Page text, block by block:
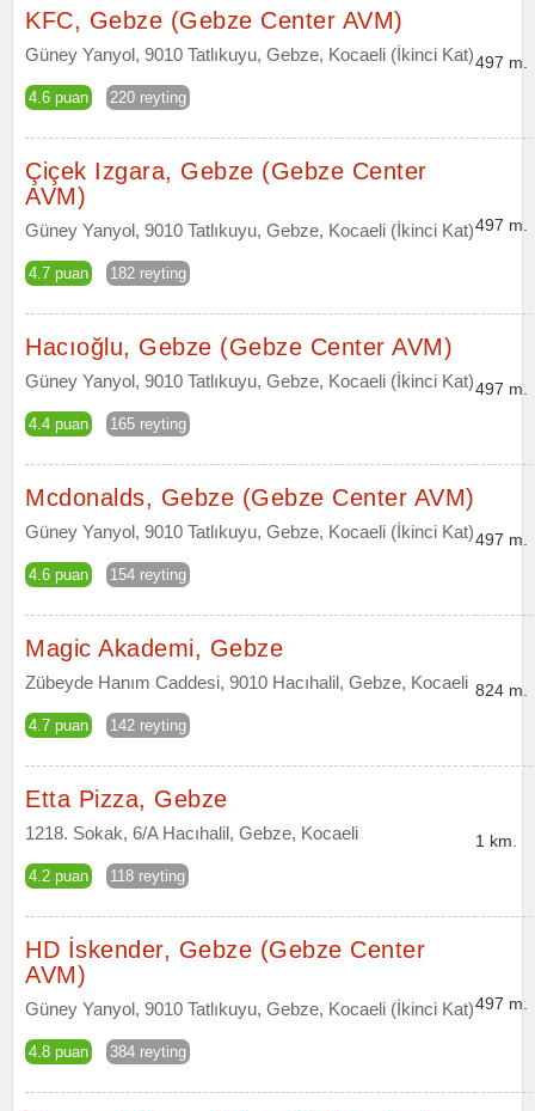
KFC, Gebze (Gebze Center AVM)
Güney Yanyol, 9010 Tatlıkuyu, Gebze, Kocaeli (İkinci Kat)
4.6 puan 220 reyting
497 m.
Çiçek Izgara, Gebze (Gebze Center
AVM)
Güney Yanyol, 9010 Tatlıkuyu, Gebze, Kocaeli (İkinci Kat)
4.7 puan 182 reyting
497 m.
Hacıoğlu, Gebze (Gebze Center AVM)
Güney Yanyol, 9010 Tatlıkuyu, Gebze, Kocaeli (İkinci Kat)
4.4 puan 165 reyting
497 m.
Mcdonalds, Gebze (Gebze Center AVM)
Güney Yanyol, 9010 Tatlıkuyu, Gebze, Kocaeli (İkinci Kat)
4.6 puan 154 reyting
497 m.
Magic Akademi, Gebze
Zübeyde Hanım Caddesi, 9010 Hacıhalil, Gebze, Kocaeli
4.7 puan 142 reyting
824 m.
Etta Pizza, Gebze
1218. Sokak, 6/A Hacıhalil, Gebze, Kocaeli
4.2 puan 118 reyting
1 km.
HD İskender, Gebze (Gebze Center
AVM)
Güney Yanyol, 9010 Tatlıkuyu, Gebze, Kocaeli (İkinci Kat)
4.8 puan 384 reyting
497 m.